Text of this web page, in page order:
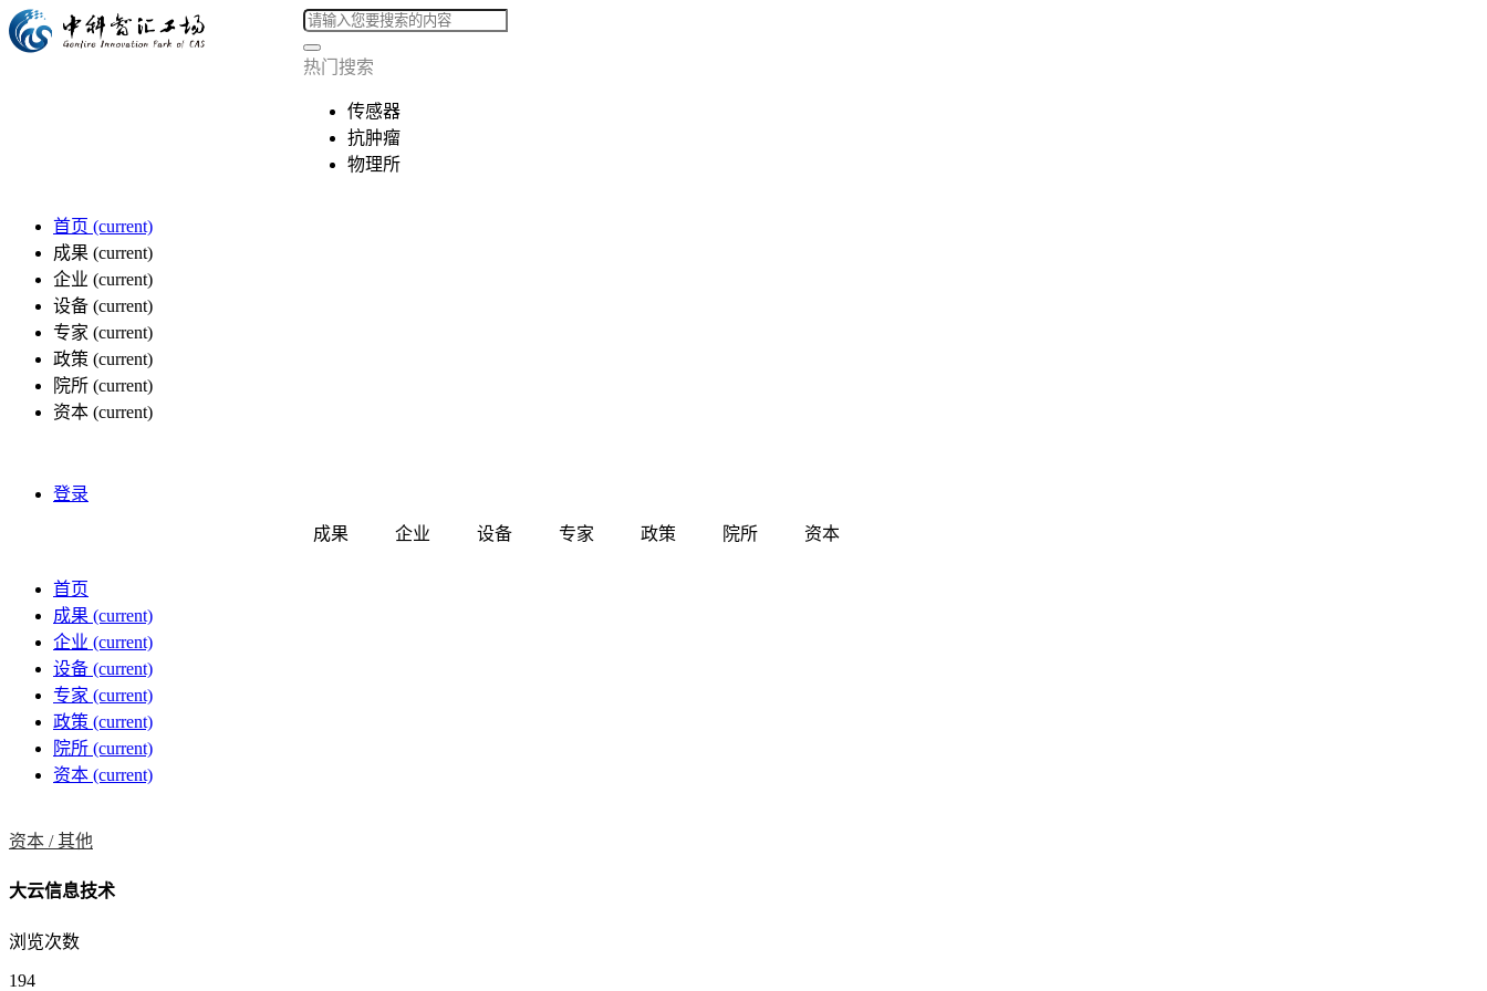
热门搜索
传感器
抗肿瘤
物理所
首页 (current)
成果 (current)
企业 (current)
设备 (current)
专家 (current)
政策 (current)
院所 (current)
资本 (current)
登录
成果 企业 设备 专家 政策 院所 资本
首页
成果 (current)
企业 (current)
设备 (current)
专家 (current)
政策 (current)
院所 (current)
资本 (current)
资本 /其他
大云信息技术
浏览次数
194